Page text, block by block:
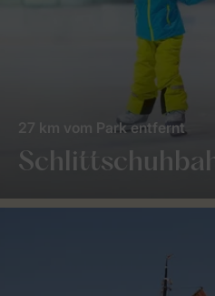
27 km vom Park entfernt